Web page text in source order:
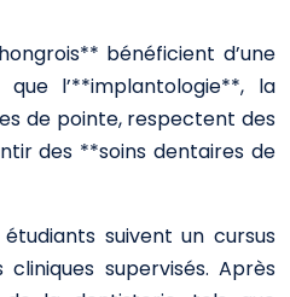
bénéficient d’une
l’**implantologie**, la
de pointe, respectent des
des **soins dentaires de
suivent un cursus
supervisés. Après